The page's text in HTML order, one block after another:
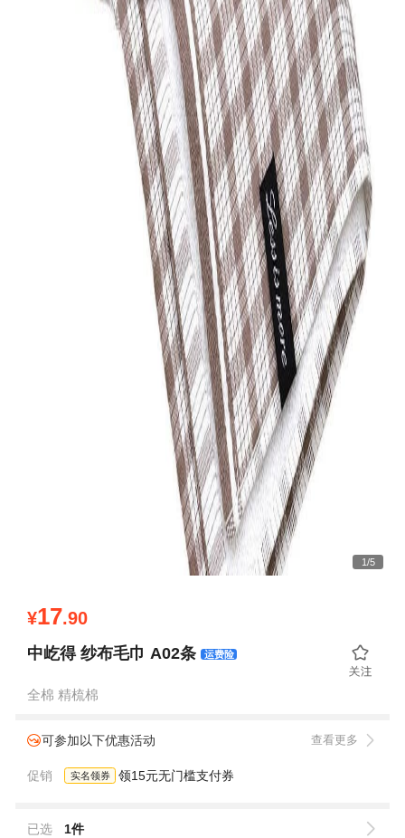
1/5
¥17.90
中屹得 纱布毛巾 A02条 运费险
全棉 精梳棉
可参加以下优惠活动 查看更多
促销 实名领券 领15元无门槛支付券
已选 1件